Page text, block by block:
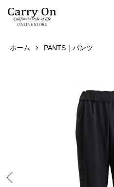
ホーム PANTS｜パンツ